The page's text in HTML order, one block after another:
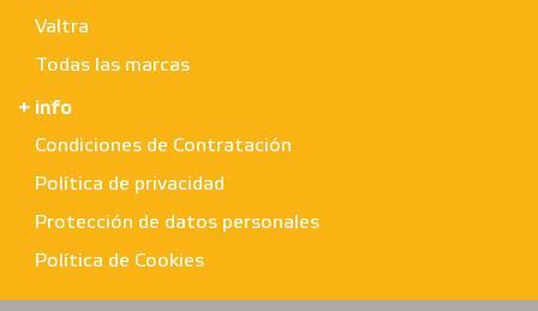
Valtra
Todas las marcas
+ info
Condiciones de Contratación
Política de privacidad
Protección de datos personales
Política de Cookies